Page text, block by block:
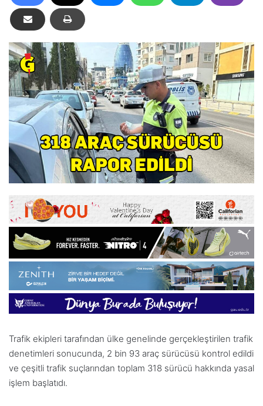
Trafik ekipleri tarafından ülke genelinde gerçekleştirilen trafik
denetimleri sonucunda, 2 bin 93 araç sürücüsü kontrol edildi
ve çeşitli trafik suçlarından toplam 318 sürücü hakkında yasal
işlem başlatıdı.